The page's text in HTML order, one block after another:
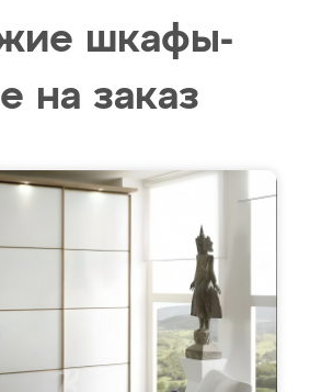
шкафы-
на заказ